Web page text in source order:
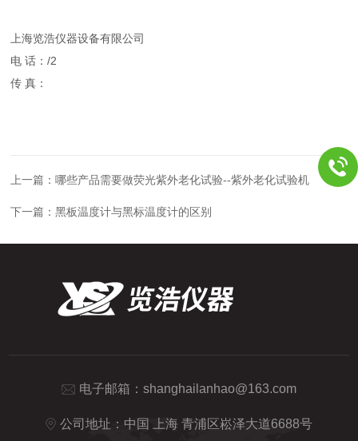
上海览浩仪器设备有限公司
电 话：/2
传 真：
上一篇：哪些产品需要做荧光紫外老化试验--紫外老化试验机
下一篇：黑板温度计与黑标温度计的区别
电子邮箱： shanghailanhao@163.com
公司地址：中国 上海 青浦区崧泽大道6688号